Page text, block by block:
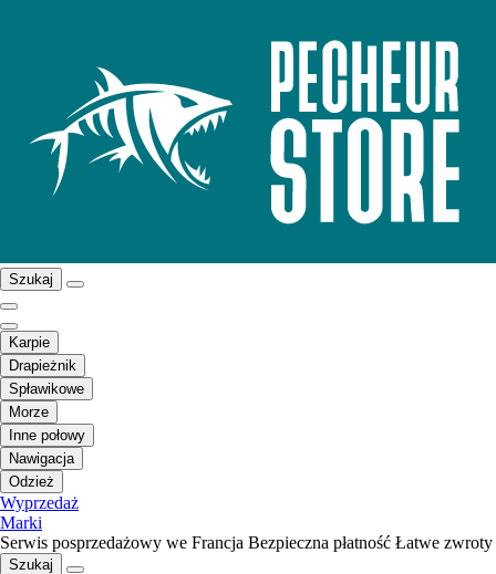
Szukaj
Karpie
Drapieżnik
Spławikowe
Morze
Inne połowy
Nawigacja
Odzież
Wyprzedaż
Marki
Serwis posprzedażowy we Francja Bezpieczna płatność Łatwe zwroty
Szukaj